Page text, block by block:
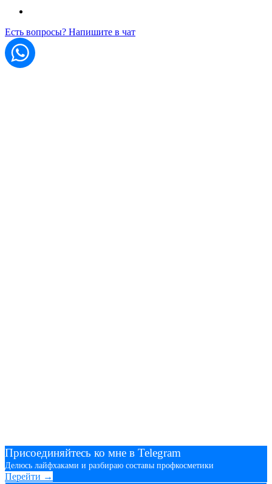
Есть вопросы? Напишите в чат
Присоединяйтесь ко мне в Telegram
Делюсь лайфхаками и разбираю составы профкосметики
Перейти →